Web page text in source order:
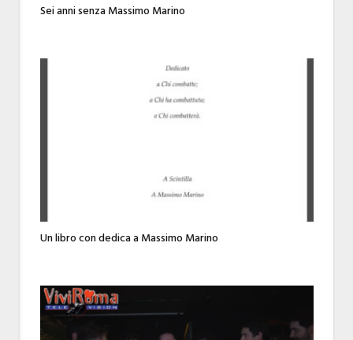
Sei anni senza Massimo Marino
Un libro con dedica a Massimo Marino